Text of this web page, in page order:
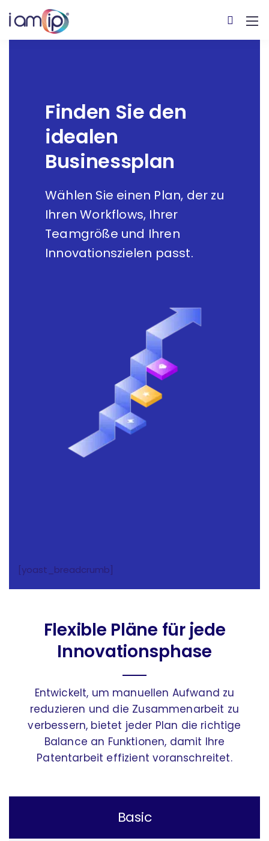
Finden Sie den
idealen
Businessplan
Wählen Sie einen Plan, der zu
Ihren Workflows, Ihrer
Teamgröße und Ihren
Innovationszielen passt.
[yoast_breadcrumb]
Flexible Pläne für jede
Innovationsphase
Entwickelt, um manuellen Aufwand zu
reduzieren und die Zusammenarbeit zu
verbessern, bietet jeder Plan die richtige
Balance an Funktionen, damit Ihre
Patentarbeit effizient voranschreitet.
Basic